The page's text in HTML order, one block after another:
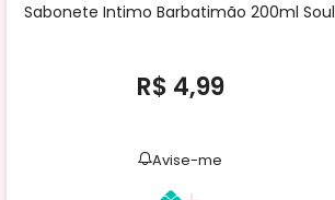
Sabonete Intimo Barbatimão 200ml Soul
R$ 4,99
Avise-me